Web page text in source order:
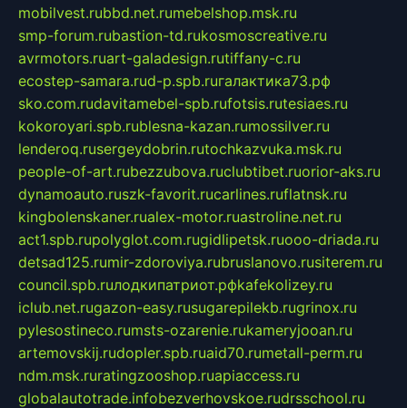
mobilvest.rubbd.net.rumebelshop.msk.ru
smp-forum.rubastion-td.rukosmoscreative.ru
avrmotors.ruart-galadesign.rutiffany-c.ru
ecostep-samara.rud-p.spb.ruгалактика73.рф
sko.com.rudavitamebel-spb.rufotsis.rutesiaes.ru
kokoroyari.spb.rublesna-kazan.rumossilver.ru
lenderoq.rusergeydobrin.rutochkazvuka.msk.ru
people-of-art.rubezzubova.ruclubtibet.ruorior-aks.ru
dynamoauto.ruszk-favorit.rucarlines.ruflatnsk.ru
kingbolenskaner.rualex-motor.ruastroline.net.ru
act1.spb.rupolyglot.com.rugidlipetsk.ruooo-driada.ru
detsad125.rumir-zdoroviya.rubruslanovo.rusiterem.ru
council.spb.ruлодкипатриот.рфkafekolizey.ru
iclub.net.rugazon-easy.rusugarepilekb.rugrinox.ru
pylesostineco.rumsts-ozarenie.rukameryjooan.ru
artemovskij.rudopler.spb.ruaid70.rumetall-perm.ru
ndm.msk.ruratingzooshop.ruapiaccess.ru
globalautotrade.infobezverhovskoe.rudrsschool.ru